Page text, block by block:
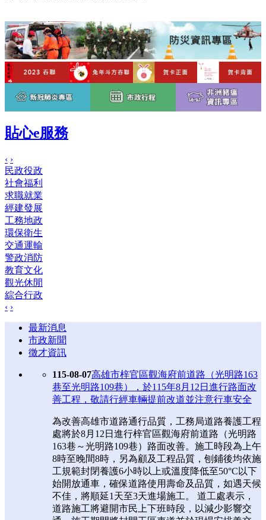
貼心e服務
‹ ›
民政役政
社會福利
求職就業
經建發展
工務地政
環保衛生
交通運輸
警政消防
教育文化
觀光休閒
綜合行政
‹ ›
最新消息
市政新聞
徵才資訊
115-08-07高雄市梓官區觀海府前道路（光明路163
巷至光明路109巷），於115年8月12日進行路面改
善工程，敬請行經車輛提前改道並注意行車安全
為改善高雄市道路通行品質，工務局道路養護工程
處將於8月12日進行梓官區觀海府前道路（光明路
163巷～光明路109巷）路面改善。施工時段為上午
8時至晚間8時，另為顧及工程品質，刨鋪後均依施
工規範封閉養護6小時以上或溫度降低至50°C以下
始開放通車，確保道路使用壽命及品質，如遇天候
不佳，將順延1天至3天進場施工。 道工處表示，
道路施工將避開市民上下班時段，以減少影響交